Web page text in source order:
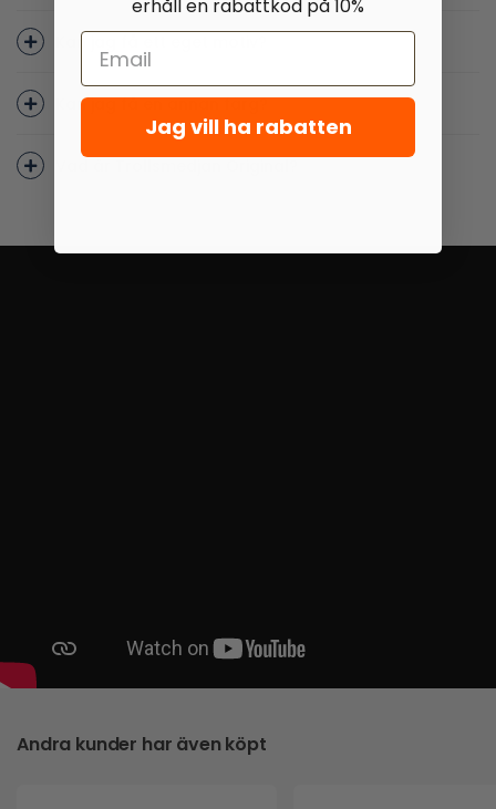
Kan jag få ett eget motiv?
Kan jag få en annan färg?
Andra kunder har även köpt
erhåll en rabattkod på 10%
Jag vill ha rabatten